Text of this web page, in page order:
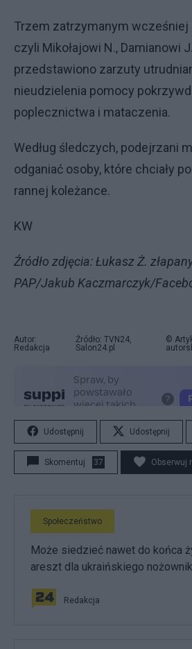
Trzem zatrzymanym
czyli Mikołajowi N., Damianowi
przedstawiono zarzuty
nieudzielenia pomocy
poplecznictwa i mataczenia.
Według śledczych, podejrzani
odganiać osoby, które chciały
rannej koleżance.
KW
Źródło zdjęcia: Łukasz Ż.
PAP/Jakub Kaczmarczyk/
Autor:
Redakcja
Źródło: TVN24,
Salon24.pl
©
Udostępnij Udostępnij
Skomentuj 37 Obserwuj
Społeczeństwo
Może siedzieć nawet do końca
areszt dla ukraińskiego
Redakcja